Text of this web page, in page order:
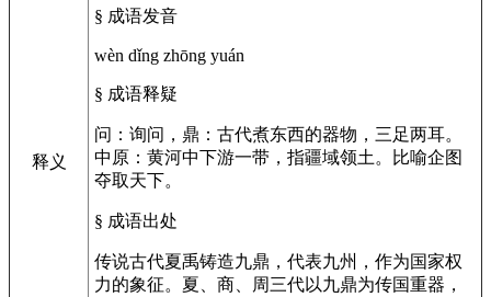
释义
§ 成语发音
wèn dǐng zhōng yuán
§ 成语释疑
问：询问，鼎：古代煮东西的器物，三足两耳。
中原：黄河中下游一带，指疆域领土。比喻企图
夺取天下。
§ 成语出处
传说古代夏禹铸造九鼎，代表九州，作为国家权
力的象征。夏、商、周三代以九鼎为传国重器，